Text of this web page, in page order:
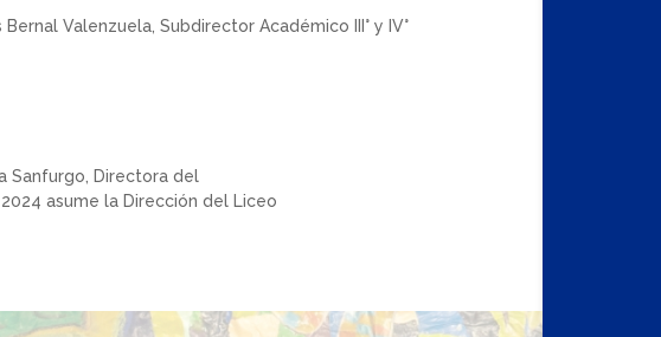
Valenzuela, Subdirector Académico III° y IV°
Sanfurgo, Directora del
asume la Dirección del Liceo